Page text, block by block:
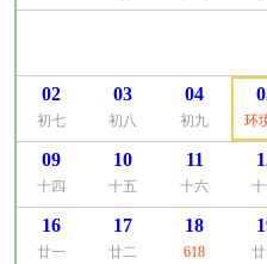
02
初七
03
初八
04
初九 环
09
十四
10
十五
11
十六
16
廿一
17
廿二
18
618